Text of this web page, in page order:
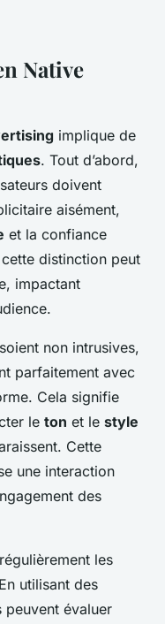
Native
implique de
. Tout d’abord,
doivent
aisément,
et la confiance
distinction peut
impactant
non intrusives,
parfaitement avec
Cela signifie
le ton et le style
Cette
une interaction
des
régulièrement les
utilisant des
peuvent évaluer